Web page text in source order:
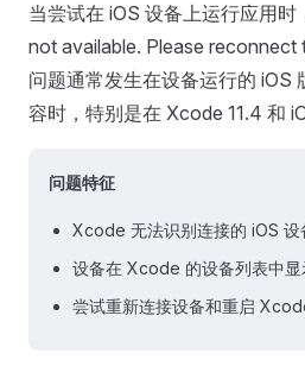
当尝试在 iOS 设备上运行应用
not available. Please
问题通常发生在设备运行的 iOS
容时，特别是在 Xcode 11.4 和
问题特征
Xcode 无法识别连接的 iOS 设
设备在 Xcode 的设备列表中
尝试重新连接设备和重启